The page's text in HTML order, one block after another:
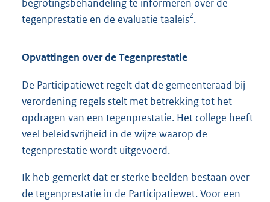
begrotingsbehandeling te informeren over de
tegenprestatie en de evaluatie taaleis2.
Opvattingen over de Tegenprestatie
De Participatiewet regelt dat de gemeenteraad bij
verordening regels stelt met betrekking tot het
opdragen van een tegenprestatie. Het college heeft
veel beleidsvrijheid in de wijze waarop de
tegenprestatie wordt uitgevoerd.
Ik heb gemerkt dat er sterke beelden bestaan over
de tegenprestatie in de Participatiewet. Voor een